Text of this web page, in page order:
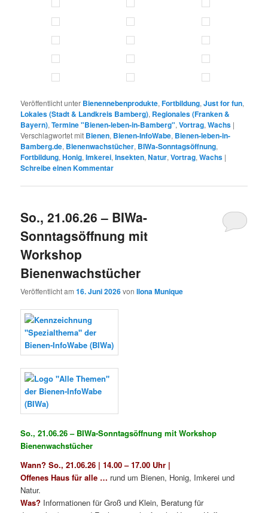
Veröffentlicht unter Bienennebenprodukte,Fortbildung,Just for fun,
Lokales (Stadt & Landkreis Bamberg), Regionales (Franken &
Bayern),Termine "Bienen-leben-in-Bamberg",Vortrag,Wachs |
Verschlagwortet mit Bienen, Bienen-InfoWabe, Bienen-leben-in-
Bamberg.de, Bienenwachstücher, BIWa-Sonntagsöffnung,
Fortbildung,Honig,Imkerei,Insekten,Natur,Vortrag,Wachs |
Schreibe einen Kommentar
So., 21.06.26 – BIWa-
Sonntagsöffnung mit
Workshop
Bienenwachstücher
Veröffentlicht am16. Juni 2026vonIlona Munique
So., 21.06.26 – BIWa-Sonntagsöffnung mit Workshop
Bienenwachstücher
Wann? So., 21.06.26 | 14.00 – 17.00 Uhr |
Offenes Haus für alle … rund um Bienen, Honig, Imkerei und
Natur.
Was? Informationen für Groß und Klein, Beratung für